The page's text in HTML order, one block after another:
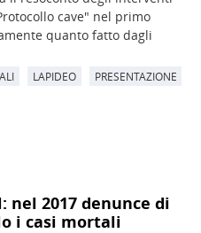
cave" nel primo
quanto fatto dagli
LAPIDEO
PRESENTAZIONE
nel 2017 denunce di
i casi mortali